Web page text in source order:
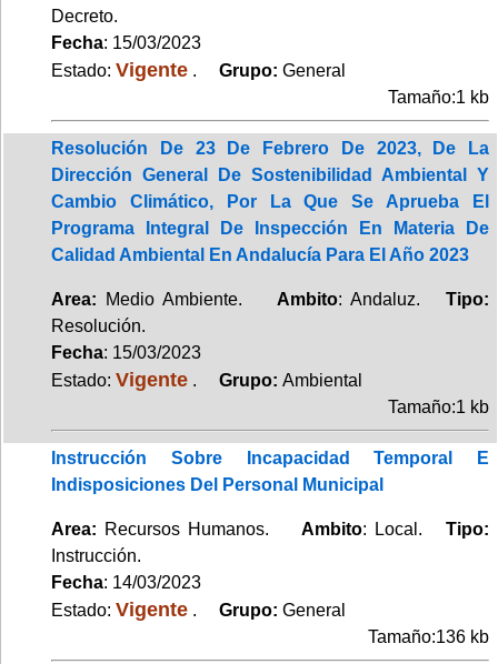
Decreto.
Fecha: 15/03/2023
Estado: Vigente . Grupo: General
Tamaño:1 kb
Resolución De 23 De Febrero De 2023, De La
Dirección General De Sostenibilidad Ambiental Y
Cambio Climático, Por La Que Se Aprueba El
Programa Integral De Inspección En Materia De
Calidad Ambiental En Andalucía Para El Año 2023
Area: Medio Ambiente. Ambito: Andaluz.Tipo:
Resolución.
Fecha: 15/03/2023
Estado: Vigente . Grupo: Ambiental
Tamaño:1 kb
Instrucción Sobre Incapacidad Temporal E
Indisposiciones Del Personal Municipal
Area: Recursos Humanos. Ambito: Local.Tipo:
Instrucción.
Fecha: 14/03/2023
Estado: Vigente . Grupo: General
Tamaño:136 kb